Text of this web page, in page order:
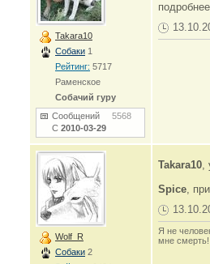
Takara10
Собаки 1
Рейтинг: 5717
Раменское
Собачий гуру
Сообщений 5568
С 2010-03-29
Wolf_R
Собаки 2
Takara10,
Spice,
Я не
мне